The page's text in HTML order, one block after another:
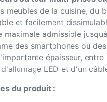
meubles de la cuisine, du
et facilement
maximale admissible
des smartphones ou
épaisseur,
LED et d'un
du produit :